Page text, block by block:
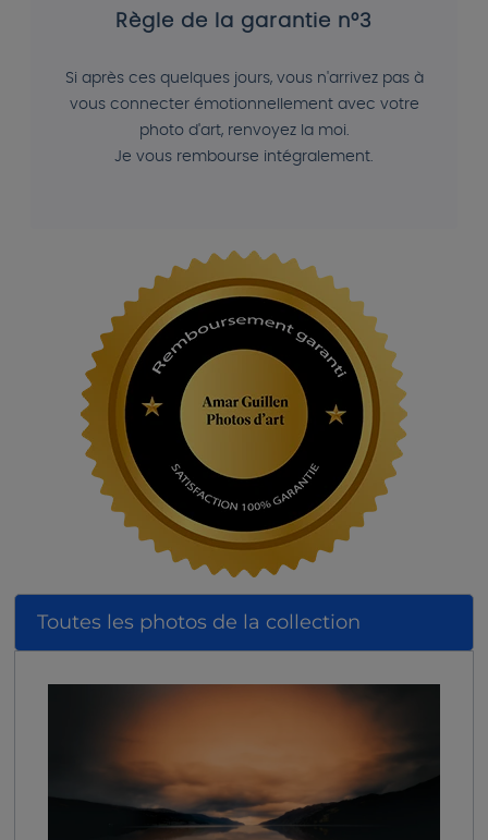
Règle de la garantie n°3
Si après ces quelques jours, vous n'arrivez pas à
vous connecter émotionnellement avec votre
photo d'art, renvoyez la moi.
Je vous rembourse intégralement.
Toutes les photos de la collection